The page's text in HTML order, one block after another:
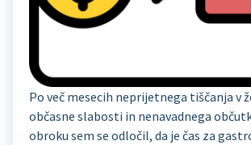
Po več mesecih neprijetnega tiščanja v
občasne slabosti in nenavadnega
obroku sem se odločil, da je čas za